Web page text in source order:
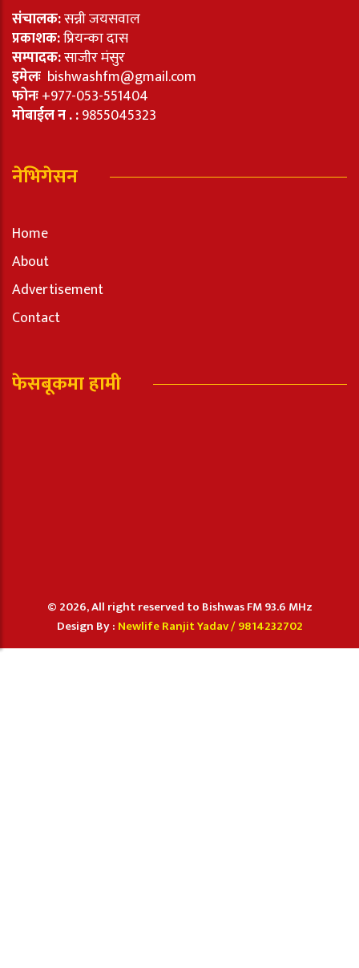
संचालक:सन्नी जयसवाल
प्रकाशक:प्रियन्का दास
सम्पादक:साजीर मंसुर
इमेलः bishwashfm@gmail.com
फोनः+977-053-551404
मोबाईल न . :9855045323
नेभिगेसन
Home
About
Advertisement
Contact
फेसबूकमा हामी
© 2026, All right reserved to Bishwas FM 93.6 MHz
Design By : Newlife Ranjit Yadav /9814232702